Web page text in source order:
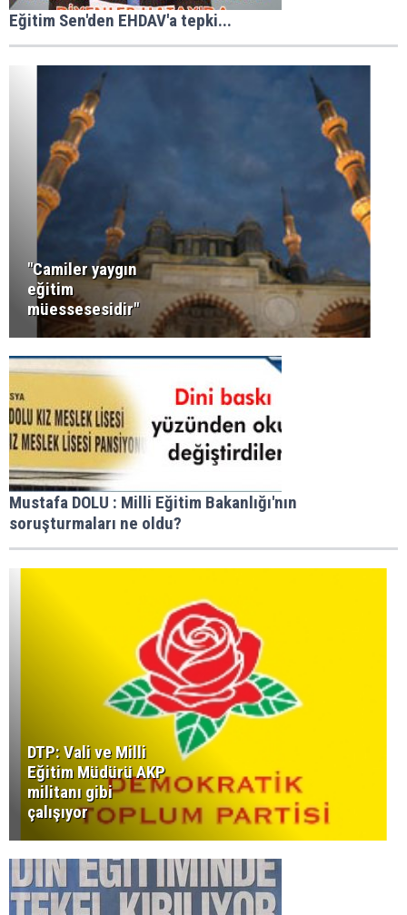
Eğitim Sen'den EHDAV'a tepki...
"Camiler yaygın
eğitim
müessesesidir"
Mustafa DOLU : Milli Eğitim Bakanlığı'nın
soruşturmaları ne oldu?
DTP: Vali ve Milli
Eğitim Müdürü AKP
militanı gibi
çalışıyor